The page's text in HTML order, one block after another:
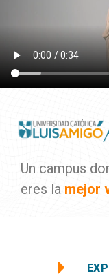
Un campus
eres la mejor